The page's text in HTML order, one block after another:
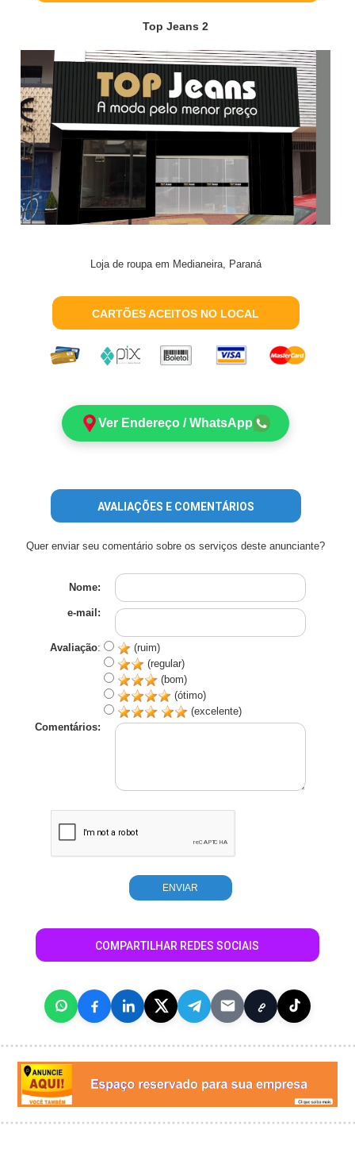
Top Jeans 2
Loja de roupa em Medianeira, Paraná
CARTÕES ACEITOS NO LOCAL
Ver Endereço / WhatsApp
AVALIAÇÕES E COMENTÁRIOS
Quer enviar seu comentário sobre os serviços deste anunciante?
Nome:
e-mail:
Avaliação:
(ruim)
(regular)
(bom)
(ótimo)
(excelente)
Comentários:
COMPARTILHAR REDES SOCIAIS